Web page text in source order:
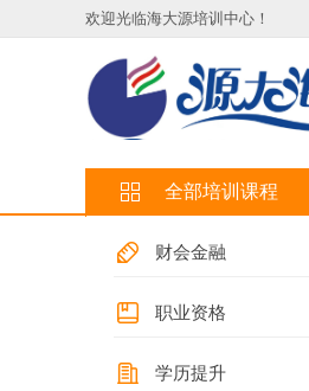
欢迎光临海大源培训中心 ！
财会金融
职业资格
学历提升
全部培训课程